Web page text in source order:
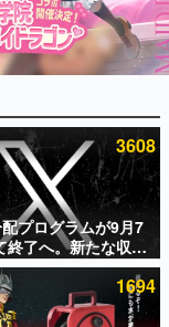
3608
プログラムが9月7
終了へ。新たな収益
Content
」を発表1694